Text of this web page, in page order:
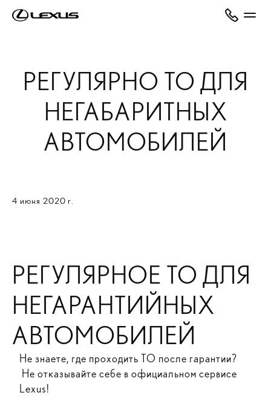
РЕГУЛЯРНО ТО ДЛЯ
НЕГАБАРИТНЫХ
АВТОМОБИЛЕЙ
4 июня 2020 г.
РЕГУЛЯРНОЕ ТО ДЛЯ
НЕГАРАНТИЙНЫХ
АВТОМОБИЛЕЙ
Не знаете, где проходить ТО после гарантии?
Не отказывайте себе в официальном сервисе
Lexus!